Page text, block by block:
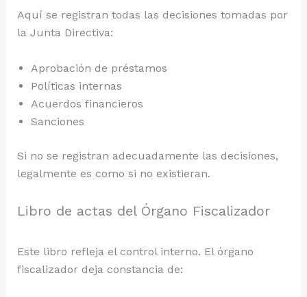
Aquí se registran todas las decisiones tomadas por
la Junta Directiva:
Aprobación de préstamos
Políticas internas
Acuerdos financieros
Sanciones
Si no se registran adecuadamente las decisiones,
legalmente es como si no existieran.
Libro de actas del Órgano Fiscalizador
Este libro refleja el control interno. El órgano
fiscalizador deja constancia de: